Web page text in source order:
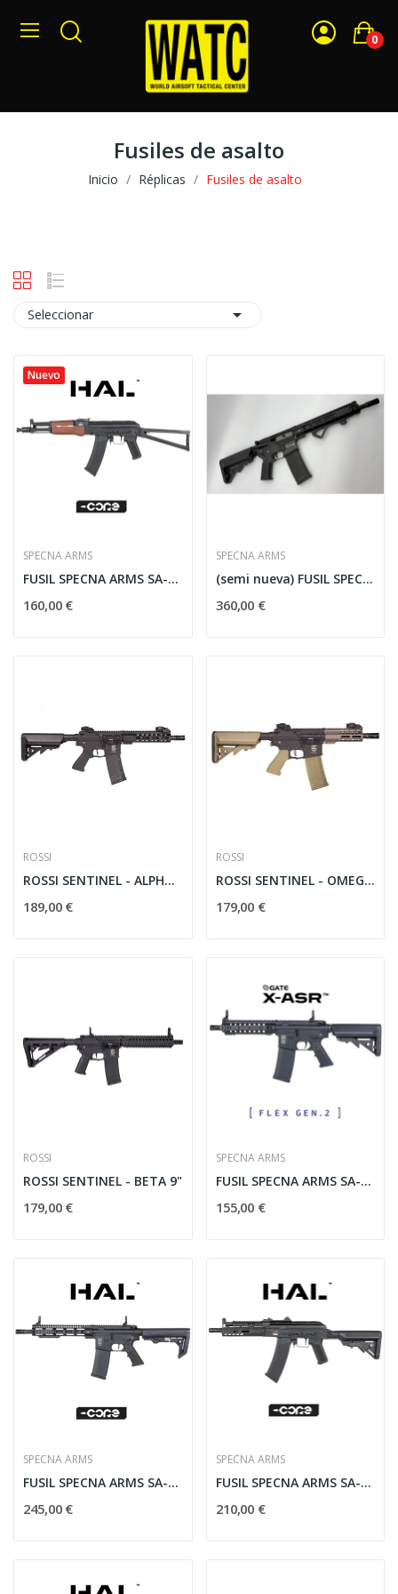
0
Fusiles de asalto
Inicio Réplicas Fusiles de asalto
Seleccionar 
Nuevo
SPECNA ARMS
FUSIL SPECNA ARMS SA-J78 CORE GEN.2 HAL ETU
160,00 €
SPECNA ARMS
(semi nueva) FUSIL SPECNA ARMS PRIME SA-P20...
360,00 €
ROSSI
ROSSI SENTINEL - ALPHA - BK
189,00 €
ROSSI
ROSSI SENTINEL - OMEGA - T
179,00 €
ROSSI
ROSSI SENTINEL - BETA 9"
179,00 €
SPECNA ARMS
FUSIL SPECNA ARMS SA-F01 FLEX GEN.2 X-ASR NEGRO
155,00 €
SPECNA ARMS
FUSIL SPECNA ARMS SA-C20-L CORE GEN.2 HAL ETU...
245,00 €
SPECNA ARMS
FUSIL SPECNA ARMS SA-J82 CORE GEN.2 HAL ETU NEGRO
210,00 €